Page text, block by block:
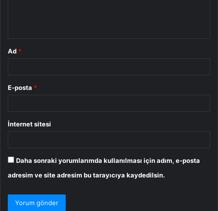
Ad *
E-posta *
İnternet sitesi
Daha sonraki yorumlarımda kullanılması için adım, e-posta
adresim ve site adresim bu tarayıcıya kaydedilsin.